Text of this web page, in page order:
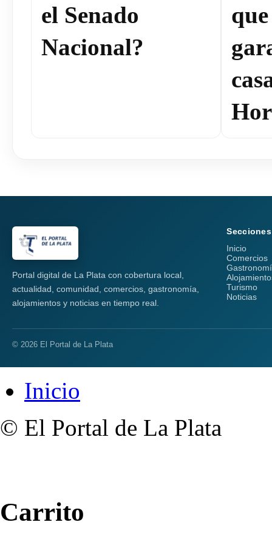
el Senado
Nacional?
Portal digital de La Plata con cobertura local,
actualidad, comunidad, comercios, gastronomía,
alojamientos y noticias en tiempo real.
Secciones
Inicio
Comercios
Turismo
Noticias
© 2026 El Portal de La Plata
Inicio
© El Portal de La Plata
Carrito